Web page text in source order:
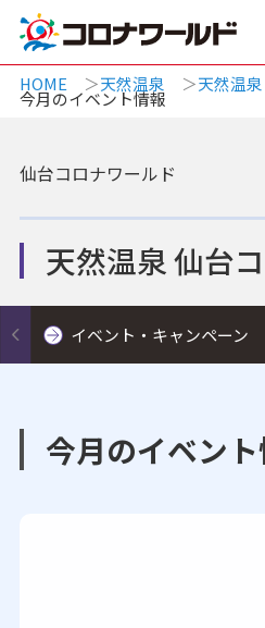
HOME 天然温泉 天然温
今月のイベント情報
天然温泉 仙台
仙台コロナワールド
イベント・キャンペーン
今月のイベン